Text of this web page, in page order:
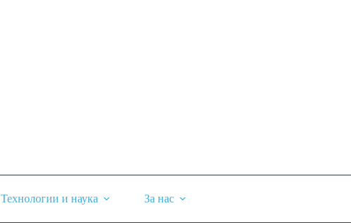
Технологии и наука За нас